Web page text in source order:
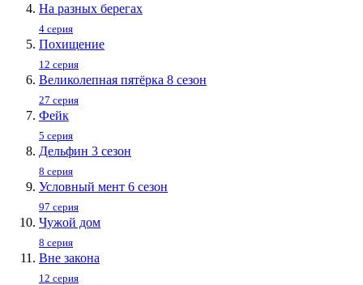
На разных берегах
4 серия
Похищение
12 серия
Великолепная пятёрка 8 сезон
27 серия
Фейк
5 серия
Дельфин 3 сезон
8 серия
Условный мент 6 сезон
97 серия
Чужой дом
8 серия
Вне закона
12 серия